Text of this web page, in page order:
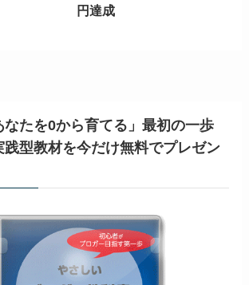
円達成
なたを0から育てる」最初の一歩
践型教材を今だけ無料でプレゼン